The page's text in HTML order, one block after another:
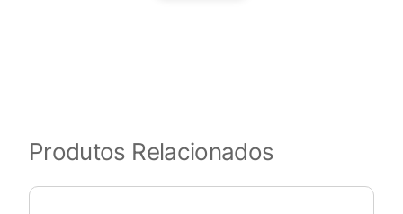
Produtos Relacionados